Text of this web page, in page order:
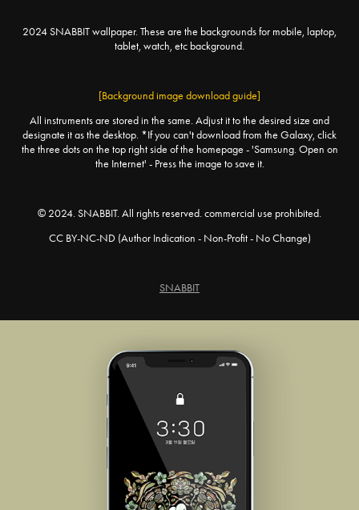
2024 SNABBIT wallpaper. These are the backgrounds for mobile, laptop,
tablet, watch, etc background.
[Background image download guide]
All instruments are stored in the same. Adjust it to the desired size and
designate it as the desktop. *If you can't download from the Galaxy, click
the three dots on the top right side of the homepage - 'Samsung. Open on
the Internet' - Press the image to save it.
© 2024. SNABBIT. All rights reserved. commercial use prohibited.
CC BY-NC-ND (Author Indication - Non-Profit - No Change)
SNABBIT